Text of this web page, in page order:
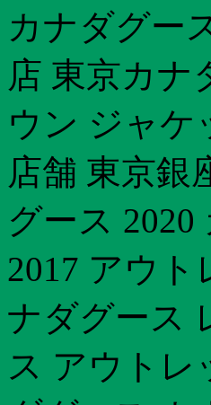
カナダグー
店 東京カナ
ウン ジャケ
店舗 東京銀
グース
2017 アウ
ナダグース
ス アウトレ